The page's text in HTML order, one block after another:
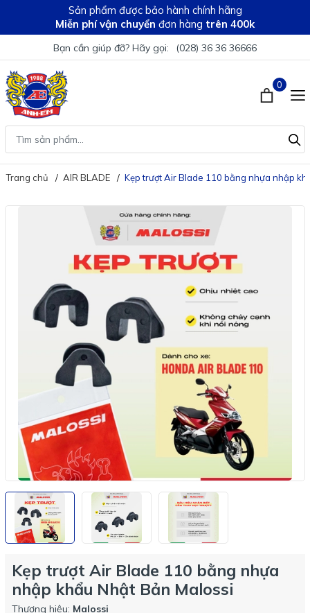
Sản phẩm được bảo hành chính hãng
Miễn phí vận chuyển đơn hàng trên 400k
Bạn cần giúp đỡ? Hãy gọi: (028) 36 36 36666
0
Trang chủ AIR BLADE Kẹp trượt Air Blade 110 bằng nhựa nhập
Kẹp trượt Air Blade 110 bằng nhựa
nhập khẩu Nhật Bản Malossi
Thương hiệu: Malossi